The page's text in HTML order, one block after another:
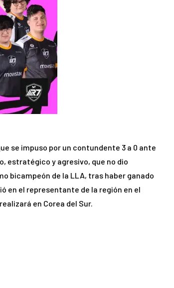
se impuso por un contundente 3 a 0 ante
estratégico y agresivo, que no dio
bicampeón de la LLA, tras haber ganado
en el representante de la región en el
en Corea del Sur.